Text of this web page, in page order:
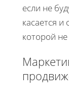
если не
касается
которой